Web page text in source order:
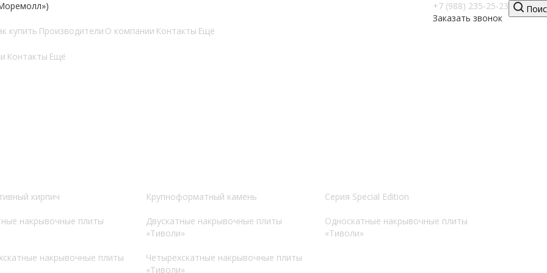
+7 (988) 235-25-23
Заказать звонок
купить Производители О компании Контакты Ещё
Контакты Ещё
кирпич Крупноформатный камень Серия Special Edition
накрывочные плиты
Двускатные накрывочные плиты
«Тиволи»
Односкатные накрывочные плиты
«Тиволи»
накрывочные плиты
Четырехскатные накрывочные плиты
«Тиволи»